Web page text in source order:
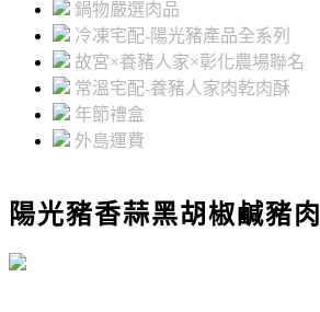
鍋物嚴選肉品
冷凍宅配-陽光豬產品全系列
故宮×養豬人家×彰化農場聯名
常溫宅配-養豬人家肉乾肉酥
年節禮盒
外島運費
陽光豬香蒜黑胡椒鹹豬肉